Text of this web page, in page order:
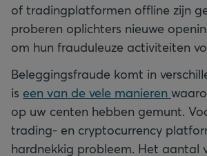
of tradingplatformen offline zijn
proberen oplichters nieuwe
om hun frauduleuze activiteiten
Beleggingsfraude komt in
is een van de vele manieren
op uw centen hebben gemunt.
trading- en cryptocurrency
hardnekkig probleem. Het aantal